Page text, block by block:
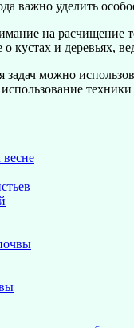
важно уделить
на расчищение
кустах и деревьях,
можно
весне